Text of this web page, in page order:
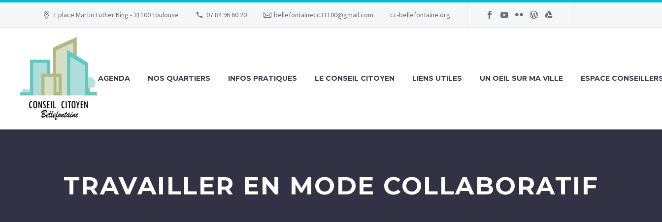
1 place Martin Luther King - 31100 Toulouse 07 84 96 60 20 bellefontainecc31100@gmail.com cc-bellefontaine.org
AGENDA NOS QUARTIERS INFOS PRATIQUES LE CONSEIL CITOYEN LIENS UTILES UN OEIL SUR MA VILLE ESPACE
TRAVAILLER EN MODE COLLABORATIF